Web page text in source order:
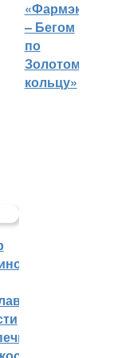
«Фармэко
– Бегом
по
Золотому
кольцу»